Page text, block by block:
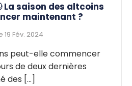
La saison des altcoins
maintenant ?
19 Fév. 2024
peut-elle commencer
de deux dernières
des [...]